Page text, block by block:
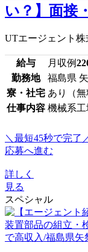
い？】面接
UTエージェント株
給与 月収例
勤務地
福島県
寮・社宅 あり（無
仕事内容 機械系工
＼最短45秒で完了
応募へ進む
詳しく
見る
スペシャル